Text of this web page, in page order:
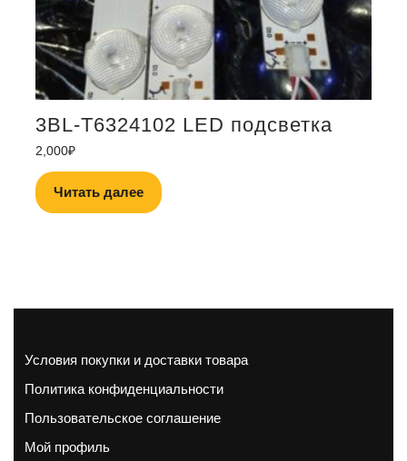
3BL-T6324102 LED подсветка
2,000₽
Читать далее
Условия покупки и доставки товара
Политика конфиденциальности
Пользовательское соглашение
Мой профиль